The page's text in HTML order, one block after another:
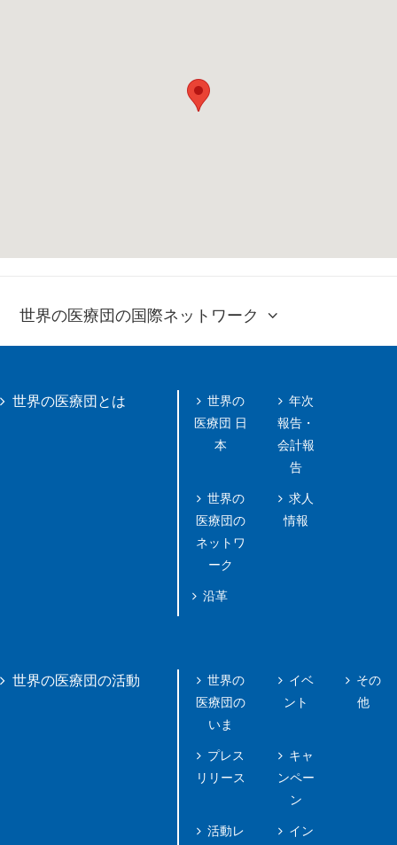
世界の医療団の国際ネットワーク
世界の医療団とは
世界の
医療団 日
本
世界の
医療団の
ネットワ
ーク
沿革
年次
報告・
会計報
告
求人
情報
世界の医療団の活動
世界の
医療団の
いま
プレス
リリース
活動レ
イベ
ント
キャ
ンペー
ン
イン
その
他